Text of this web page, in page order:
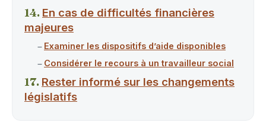
En cas de difficultés financières
majeures
Examiner les dispositifs d’aide disponibles
Considérer le recours à un travailleur social
Rester informé sur les changements
législatifs